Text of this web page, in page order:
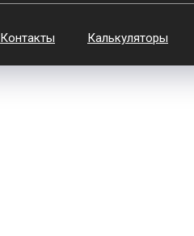
Контакты Калькуляторы